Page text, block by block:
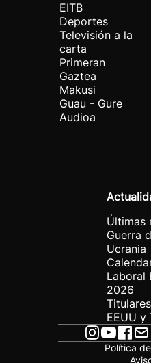
EITB
Deportes
Televisión a la
carta
Primeran
Gaztea
Makusi
Guau - Gure
Audioa
Últimas
Guerra
Ucrania
Laboral
2026
EEUU y
Política